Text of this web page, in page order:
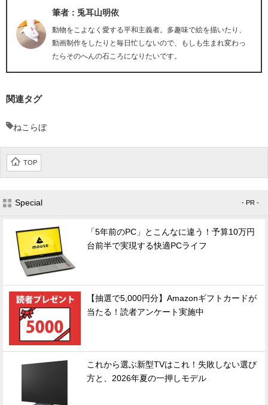
筆者：兎耳山明依
動物をこよなく愛する平和主義者。多趣味で絵を描いたり、
動画制作をしたりと毎日忙しないので、もしも生まれ変わっ
たらそのへんの石ころになりたいです。
関連タグ
ねこらぼ
TOP
Special - PR -
「5年前のPC」とこんなに違う！予算10万円
台前半で実現する快適PCライフ
【抽選で5,000円分】Amazonギフトカードが
当たる！読者アンケート実施中
これから選ぶ新型TVはこれ！失敗しない選び
方と、2026年夏の一押しモデル